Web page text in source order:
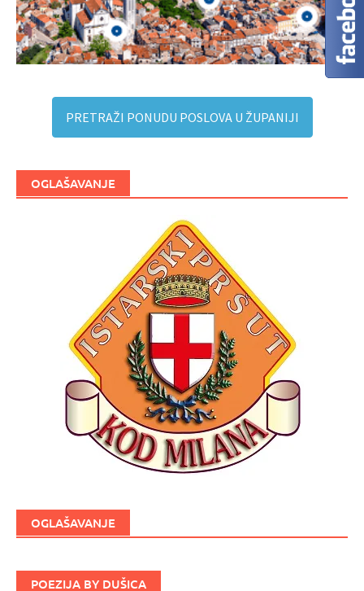
PRETRAŽI PONUDU POSLOVA U ŽUPANIJI
OGLAŠAVANJE
OGLAŠAVANJE
POEZIJA BY DUŠICA